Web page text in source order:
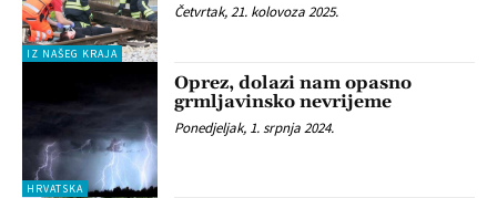
IZ NAŠEG KRAJA
Četvrtak, 21. kolovoza 2025.
HRVATSKA
Oprez, dolazi nam opasno
grmljavinsko nevrijeme
Ponedjeljak, 1. srpnja 2024.